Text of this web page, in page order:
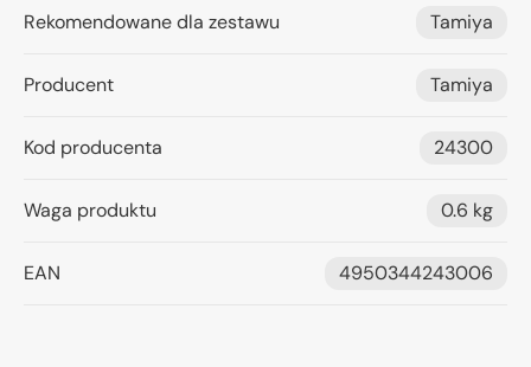
Rekomendowane dla zestawu Tamiya
Producent Tamiya
Kod producenta 24300
Waga produktu 0.6 kg
EAN 4950344243006